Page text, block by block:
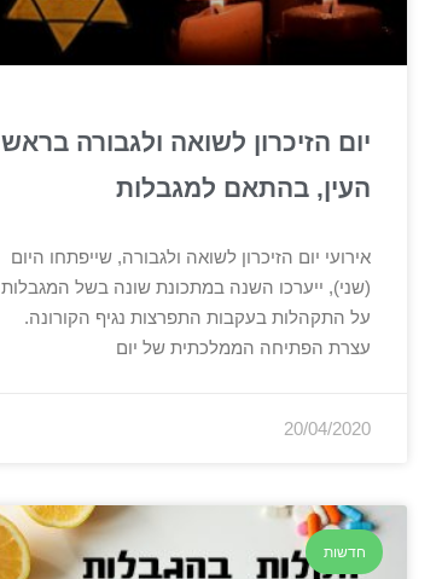
יום הזיכרון לשואה ולגבורה בראש
העין, בהתאם למגבלות
אירועי יום הזיכרון לשואה ולגבורה, שייפתחו היום
(שני), ייערכו השנה במתכונת שונה בשל המגבלות
על התקהלות בעקבות התפרצות נגיף הקורונה.
עצרת הפתיחה הממלכתית של יום
20/04/2020
חדשות